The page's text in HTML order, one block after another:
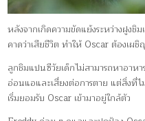
หลังจากเกิดความขัดแย้งระหว่างฝูง
คาดว่าเสียชีวิต ทำให้ Oscar ต้องเผ
ลูกชิมแปนซีวัยเด็กไม่สามารถหาอาห
อ่อนแอและเสี่ยงต่อการตาย แต่สิ่ง
เริ่มยอมรับ Oscar เข้ามาอยู่ใกล้ตัว